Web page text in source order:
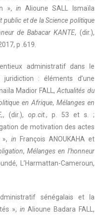
», in Alioune SALL Ismaïla
public et de la Science politique
de Babacar KANTE, (dir.),
p .619.
administratif dans le
: éléments d’une
Madior FALL,Actualités du
en Afrique, Mélanges en
, (dir.), op.cit., p. 53 et s. ;
de motivation des actes
in
François ANOUKAHA et
, Mélanges en l’honneur
L’Harmattan-Cameroun,
sénégalais et la
», in Alioune Badara FALL,